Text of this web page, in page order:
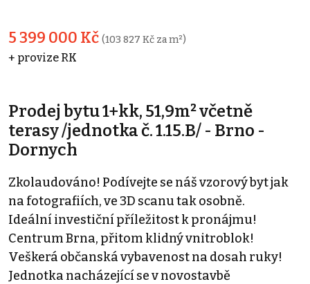
5 399 000 Kč (103 827 Kč za m²)
+ provize RK
Prodej bytu 1+kk, 51,9m² včetně
terasy /jednotka č. 1.15.B/ - Brno -
Dornych
Zkolaudováno! Podívejte se náš vzorový byt jak
na fotografiích, ve 3D scanu tak osobně.
Ideální investiční příležitost k pronájmu!
Centrum Brna, přitom klidný vnitroblok!
Veškerá občanská vybavenost na dosah ruky!
Jednotka nacházející se v novostavbě